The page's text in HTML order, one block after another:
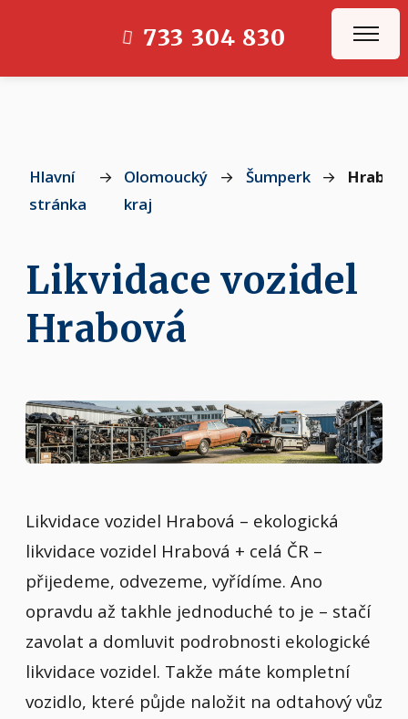
733 304 830
Hlavní
stránka
→
Olomoucký
kraj
→ Šumperk →
Likvidace vozidel
Hrabová
Likvidace vozidel Hrabová – ekologická
likvidace vozidel Hrabová + celá ČR –
přijedeme, odvezeme, vyřídíme. Ano
opravdu až takhle jednoduché to je – stačí
zavolat a domluvit podrobnosti ekologické
likvidace vozidel. Takže máte kompletní
vozidlo, které půjde naložit na odtahový vůz